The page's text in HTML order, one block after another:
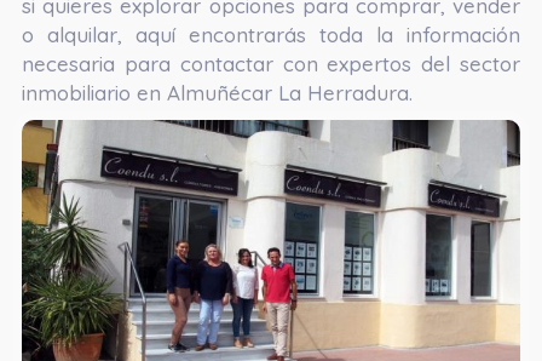
o alquilar, aquí encontrarás toda la información
necesaria para contactar con expertos del sector
inmobiliario en Almuñécar La Herradura.